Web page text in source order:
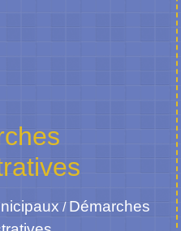
/ Démarches